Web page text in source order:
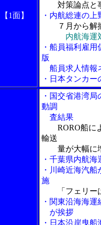
【1面】
対策論点と
・内航総連の
７月から
内航海運
・船員福利雇
版
船員求人情報
・日本タンカ
・国交省港湾
動調
査結果
RORO船に
輸送
量が大幅に
・千葉県内航
・川崎近海汽
施
「フェリ
・関東沿海海
が挨拶
・日本沿岸曳